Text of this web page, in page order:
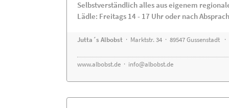
Selbstverständlich alles aus eigenem
Lädle: Freitags 14 - 17 Uhr oder nach
Jutta´s Albobst · Marktstr. 34 · 89547 Gussenstadt ·
www.albobst.de · info@albobst.de